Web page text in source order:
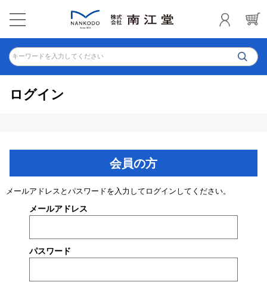
キーワードを入力してください
ログイン
会員の方
メールアドレスとパスワードを入力してログインしてください。
メールアドレス
パスワード